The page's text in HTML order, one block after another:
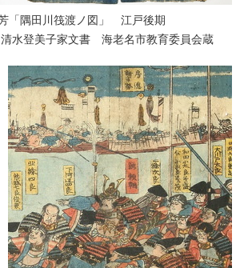
「隅田川筏渡ノ図」 江戸後期
水登美子家文書 海老名市教育委員会蔵